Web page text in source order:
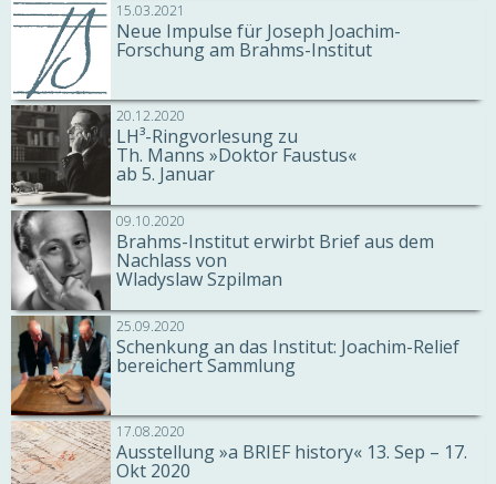
15.03.2021
Neue Impulse für Joseph Joachim-
Forschung am Brahms-Institut
20.12.2020
LH³-Ringvorlesung zu
Th. Manns »Doktor Faustus«
ab 5. Januar
09.10.2020
Brahms-Institut erwirbt Brief aus dem
Nachlass von
Wladyslaw Szpilman
25.09.2020
Schenkung an das Institut: Joachim-Relief
bereichert Sammlung
17.08.2020
Ausstellung »a BRIEF history« 13. Sep – 17.
Okt 2020